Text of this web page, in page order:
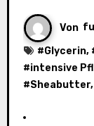
Von
#Glycerin,
#intensive
#Sheabutter